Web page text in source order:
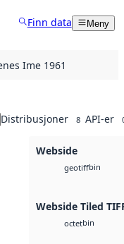
Finn data Meny
Ime 1961
Distribusjoner 8 API-er
Webside
geotiffbin
Webside Tiled
octetbin